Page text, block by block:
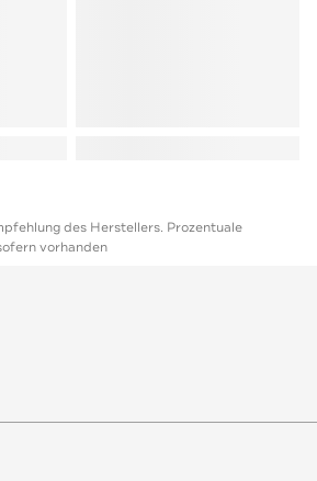
des Herstellers. Prozentuale
vorhanden